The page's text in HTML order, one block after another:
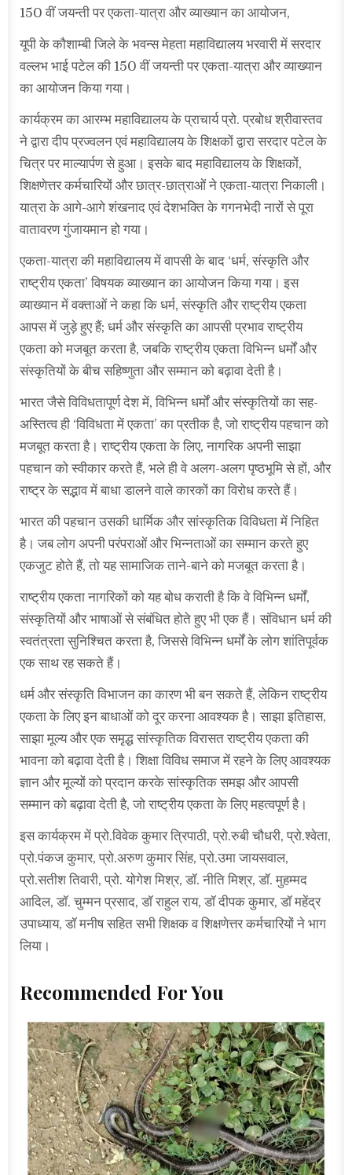
150 वीं जयन्ती पर एकता-यात्रा और व्याख्यान का आयोजन,
यूपी के कौशाम्बी जिले के भवन्स मेहता महाविद्यालय भरवारी में सरदार
वल्लभ भाई पटेल की 150 वीं जयन्ती पर एकता-यात्रा और व्याख्यान
का आयोजन किया गया।
कार्यक्रम का आरम्भ महाविद्यालय के प्राचार्य प्रो. प्रबोध श्रीवास्तव
ने द्वारा दीप प्रज्वलन एवं महाविद्यालय के शिक्षकों द्वारा सरदार पटेल के
चित्र पर माल्यार्पण से हुआ। इसके बाद महाविद्यालय के शिक्षकों,
शिक्षणेत्तर कर्मचारियों और छात्र-छात्राओं ने एकता-यात्रा निकाली।
यात्रा के आगे-आगे शंखनाद एवं देशभक्ति के गगनभेदी नारों से पूरा
वातावरण गुंजायमान हो गया।
एकता-यात्रा की महाविद्यालय में वापसी के बाद ‘धर्म, संस्कृति और
राष्ट्रीय एकता’ विषयक व्याख्यान का आयोजन किया गया। इस
व्याख्यान में वक्ताओं ने कहा कि धर्म, संस्कृति और राष्ट्रीय एकता
आपस में जुड़े हुए हैं; धर्म और संस्कृति का आपसी प्रभाव राष्ट्रीय
एकता को मजबूत करता है, जबकि राष्ट्रीय एकता विभिन्न धर्मों और
संस्कृतियों के बीच सहिष्णुता और सम्मान को बढ़ावा देती है।
भारत जैसे विविधतापूर्ण देश में, विभिन्न धर्मों और संस्कृतियों का सह-
अस्तित्व ही ‘विविधता में एकता’ का प्रतीक है, जो राष्ट्रीय पहचान को
मजबूत करता है। राष्ट्रीय एकता के लिए, नागरिक अपनी साझा
पहचान को स्वीकार करते हैं, भले ही वे अलग-अलग पृष्ठभूमि से हों, और
राष्ट्र के सद्भाव में बाधा डालने वाले कारकों का विरोध करते हैं।
भारत की पहचान उसकी धार्मिक और सांस्कृतिक विविधता में निहित
है। जब लोग अपनी परंपराओं और भिन्नताओं का सम्मान करते हुए
एकजुट होते हैं, तो यह सामाजिक ताने-बाने को मजबूत करता है।
राष्ट्रीय एकता नागरिकों को यह बोध कराती है कि वे विभिन्न धर्मों,
संस्कृतियों और भाषाओं से संबंधित होते हुए भी एक हैं। संविधान धर्म की
स्वतंत्रता सुनिश्चित करता है, जिससे विभिन्न धर्मों के लोग शांतिपूर्वक
एक साथ रह सकते हैं।
धर्म और संस्कृति विभाजन का कारण भी बन सकते हैं, लेकिन राष्ट्रीय
एकता के लिए इन बाधाओं को दूर करना आवश्यक है। साझा इतिहास,
साझा मूल्य और एक समृद्ध सांस्कृतिक विरासत राष्ट्रीय एकता की
भावना को बढ़ावा देती है। शिक्षा विविध समाज में रहने के लिए आवश्यक
ज्ञान और मूल्यों को प्रदान करके सांस्कृतिक समझ और आपसी
सम्मान को बढ़ावा देती है, जो राष्ट्रीय एकता के लिए महत्वपूर्ण है।
इस कार्यक्रम में प्रो.विवेक कुमार त्रिपाठी, प्रो.रुबी चौधरी, प्रो.श्वेता,
प्रो.पंकज कुमार, प्रो.अरुण कुमार सिंह, प्रो.उमा जायसवाल,
प्रो.सतीश तिवारी, प्रो. योगेश मिश्र, डॉ. नीति मिश्र, डॉ. मुहम्मद
आदिल, डॉ. चुम्मन प्रसाद, डॉ राहुल राय, डॉ दीपक कुमार, डॉ महेंद्र
उपाध्याय, डॉ मनीष सहित सभी शिक्षक व शिक्षणेत्तर कर्मचारियों ने भाग
लिया।
Recommended For You